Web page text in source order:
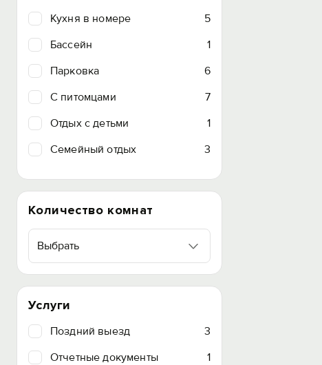
Кухня в номере
5
Бассейн
1
Парковка
6
C питомцами
7
Отдых с детьми
1
Семейный отдых
3
Количество комнат
Выбрать
Услуги
Поздний выезд
3
Отчетные документы
1